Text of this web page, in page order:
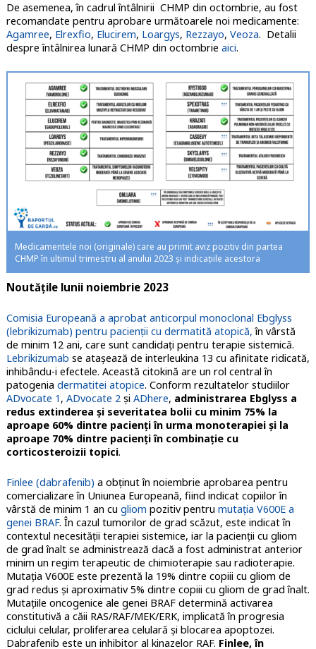
De asemenea, în cadrul întâlnirii CHMP din octombrie, au fost
recomandate pentru aprobare următoarele noi medicamente:
Agamree, Elrexfio, Elucirem, Loargys, Rezzayo, Veoza. Detalii
despre întâlnirea lunară CHMP din octombrie aici.
Medicamentele noi (originale) care au primit aviz pozitiv din partea
CHMP în ultimul trimestru al anului 2023 şi indicaţiile acestora
Noutățile lunii noiembrie 2023
Comisia Europeană a aprobat anticorpul monoclonal Ebglyss
(lebrikizumab) pentru pacienții cu dermatită atopică, în vârstă
de minim 12 ani, care sunt candidați pentru terapie sistemică.
Lebrikizumab se atașează de interleukina 13 cu afinitate ridicată,
inhibându-i efectele. Această citokină are un rol central în
patogenia dermatitei atopice. Conform rezultatelor studiilor
ADvocate 1 , ADvocate 2 şi ADhere, administrarea Ebglyss a
redus extinderea şi severitatea bolii cu minim 75% la
aproape 60% dintre pacienţi în urma monoterapiei şi la
aproape 70% dintre pacienţi în combinaţie cu
corticosteroizii topici.
Finlee (dabrafenib) a obţinut în noiembrie aprobarea pentru
comercializare în Uniunea Europeană, fiind indicat copiilor în
vârstă de minim 1 an cu gliom pozitiv pentru mutaţia V600E a
genei BRAF. În cazul tumorilor de grad scăzut, este indicat în
contextul necesităţii terapiei sistemice, iar la pacienţii cu gliom
de grad înalt se administrează dacă a fost administrat anterior
minim un regim terapeutic de chimioterapie sau radioterapie.
Mutaţia V600E este prezentă la 19% dintre copiii cu gliom de
grad redus şi aproximativ 5% dintre copiii cu gliom de grad înalt.
Mutaţiile oncogenice ale genei BRAF determină activarea
constitutivă a căii RAS/RAF/MEK/ERK, implicată în progresia
ciclului celular, proliferarea celulară şi blocarea apoptozei.
Dabrafenib este un inhibitor al kinazelor RAF. Finlee, în